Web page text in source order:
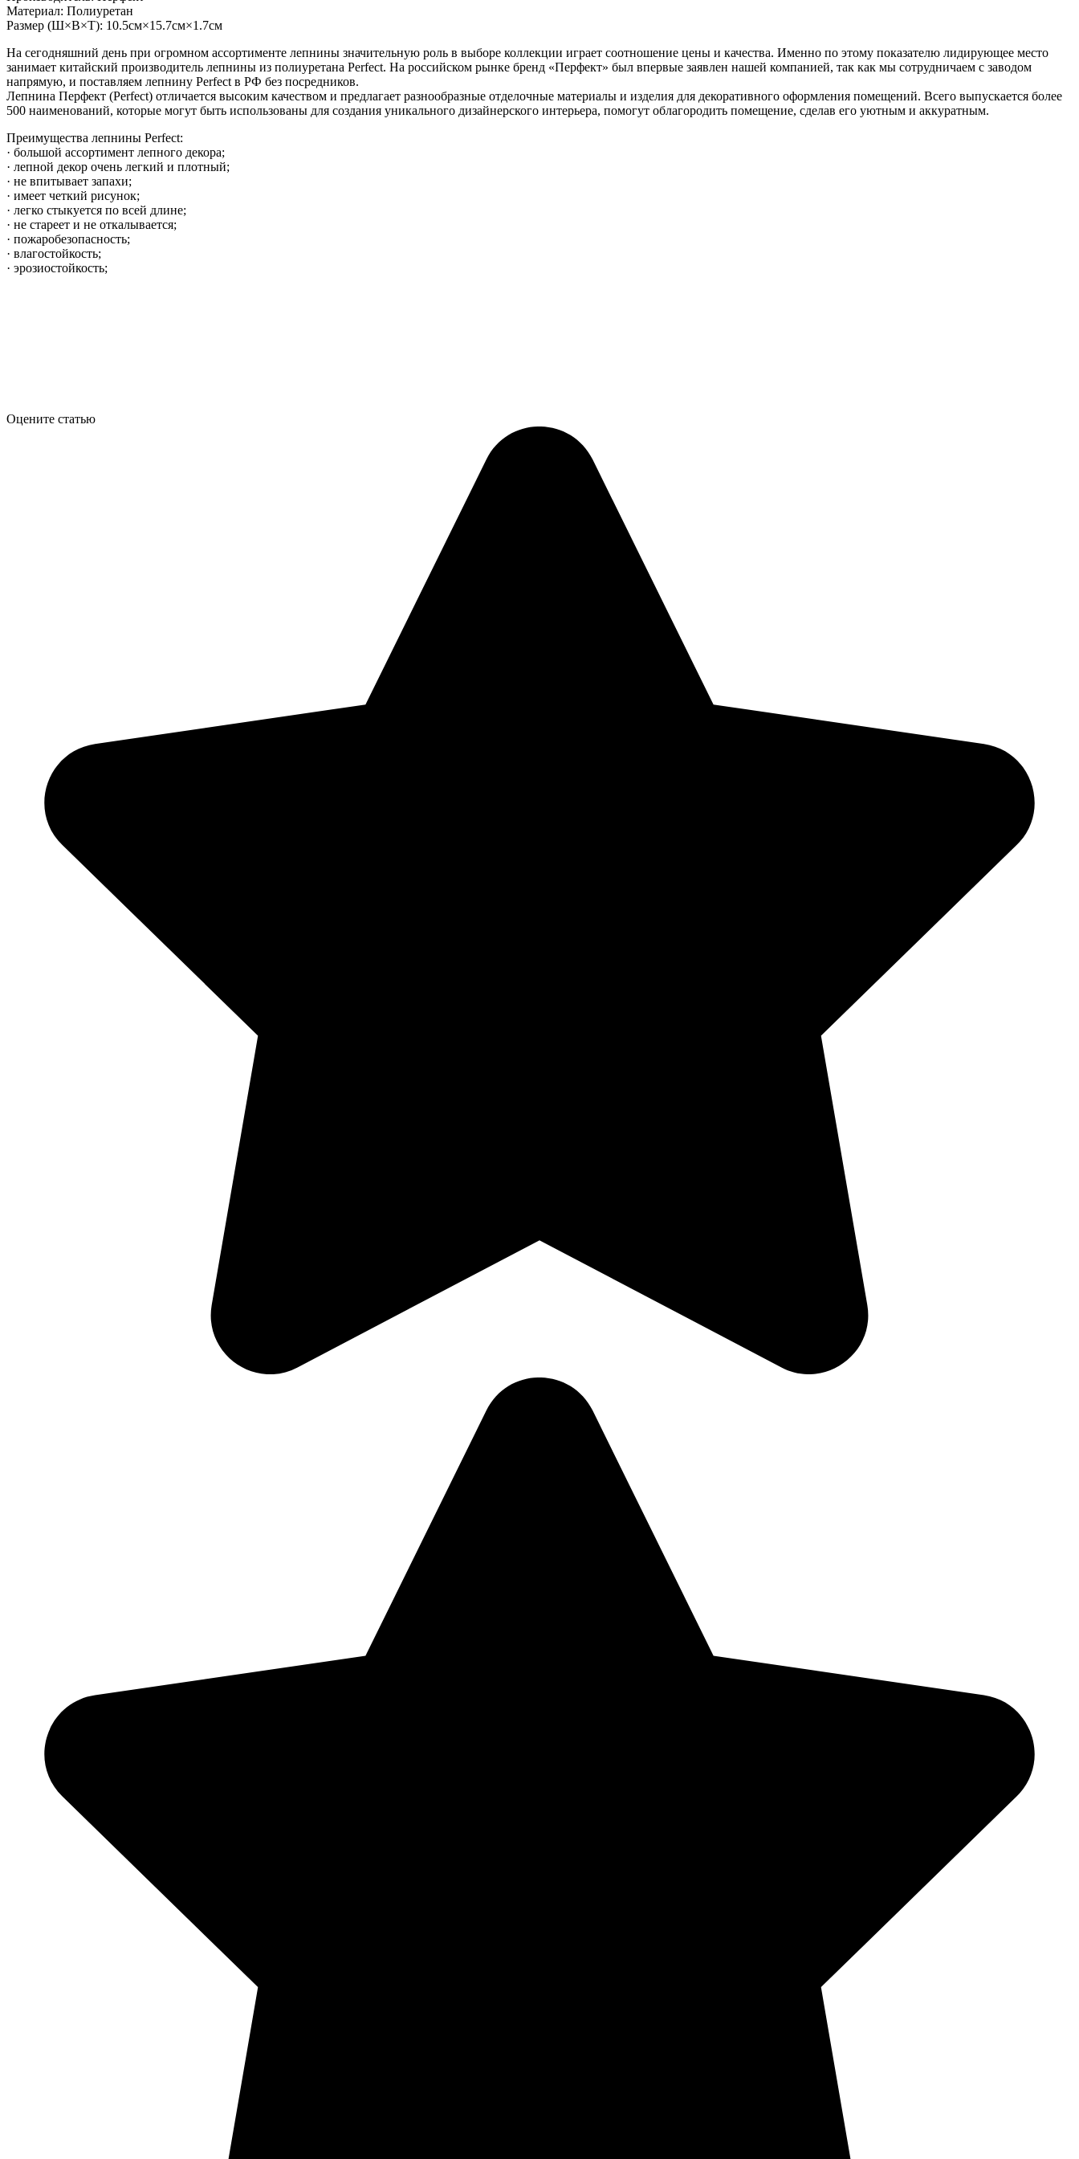
Материал: Полиуретан
Размер (Ш×В×Т): 10.5см×15.7см×1.7см
На сегодняшний день при огромном ассортименте лепнины значительную роль в выборе коллекции играет соотношение цены и качества. Именно по этому показателю лидирующее место
занимает китайский производитель лепнины из полиуретана Perfect. На российском рынке бренд «Перфект» был впервые заявлен нашей компанией, так как мы сотрудничаем с заводом
напрямую, и поставляем лепнину Perfect в РФ без посредников.
Лепнина Перфект (Perfect) отличается высоким качеством и предлагает разнообразные отделочные материалы и изделия для декоративного оформления помещений. Всего выпускается более
500 наименований, которые могут быть использованы для создания уникального дизайнерского интерьера, помогут облагородить помещение, сделав его уютным и аккуратным.
Преимущества лепнины Perfect:
· большой ассортимент лепного декора;
· лепной декор очень легкий и плотный;
· не впитывает запахи;
· имеет четкий рисунок;
· легко стыкуется по всей длине;
· не стареет и не откалывается;
· пожаробезопасность;
· влагостойкость;
· эрозиостойкость;
Оцените статью